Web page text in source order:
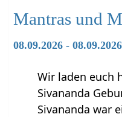
Mantras und
08.09.2026 -
Wir laden euch
Sivananda
Sivananda war